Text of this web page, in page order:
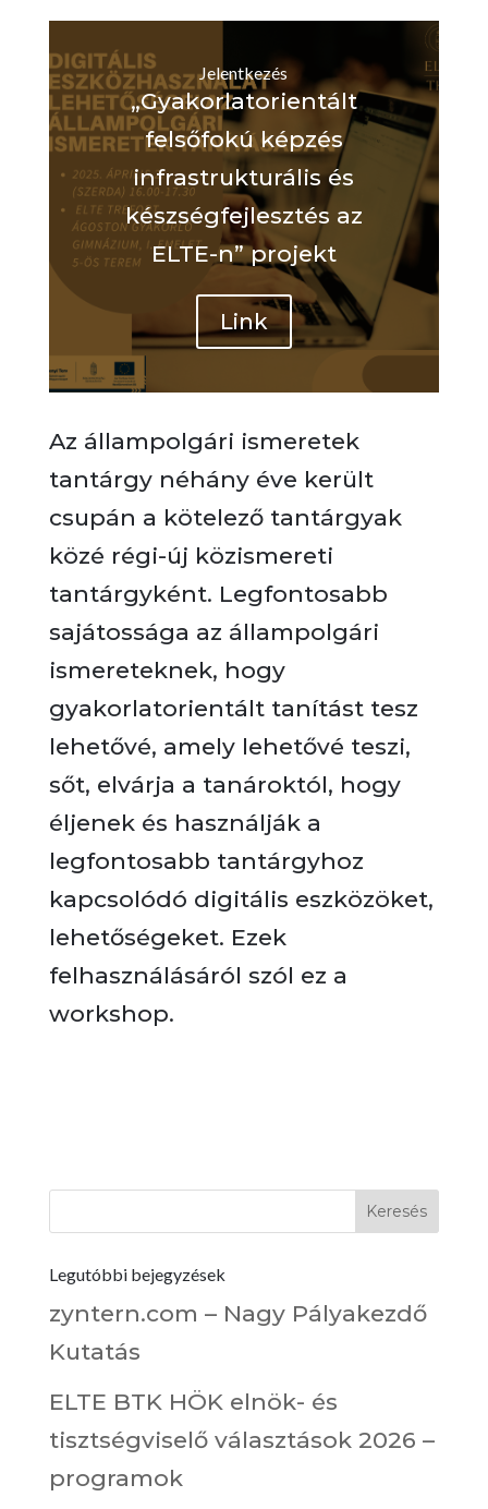
Jelentkezés
„Gyakorlatorientált
felsőfokú képzés
infrastrukturális és
készségfejlesztés az
ELTE-n” projekt
Link
Az állampolgári ismeretek
tantárgy néhány éve került
csupán a kötelező tantárgyak
közé régi-új közismereti
tantárgyként. Legfontosabb
sajátossága az állampolgári
ismereteknek, hogy
gyakorlatorientált tanítást tesz
lehetővé, amely lehetővé teszi,
sőt, elvárja a tanároktól, hogy
éljenek és használják a
legfontosabb tantárgyhoz
kapcsolódó digitális eszközöket,
lehetőségeket. Ezek
felhasználásáról szól ez a
workshop.
Legutóbbi bejegyzések
zyntern.com – Nagy Pályakezdő
Kutatás
ELTE BTK HÖK elnök- és
tisztségviselő választások 2026 –
programok